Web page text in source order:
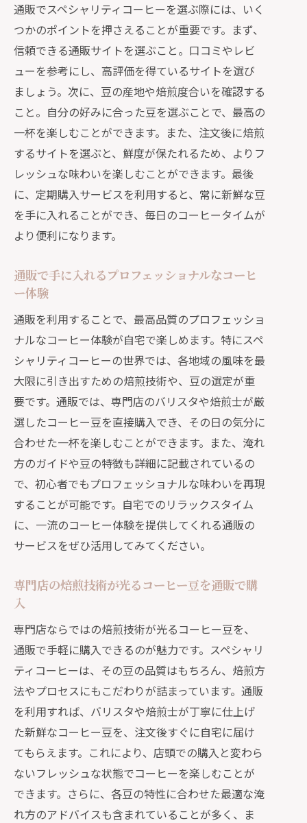
通販でスペシャリティコーヒーを選ぶ際には、いく
つかのポイントを押さえることが重要です。まず、
信頼できる通販サイトを選ぶこと。口コミやレビ
ューを参考にし、高評価を得ているサイトを選び
ましょう。次に、豆の産地や焙煎度合いを確認する
こと。自分の好みに合った豆を選ぶことで、最高の
一杯を楽しむことができます。また、注文後に焙煎
するサイトを選ぶと、鮮度が保たれるため、よりフ
レッシュな味わいを楽しむことができます。最後
に、定期購入サービスを利用すると、常に新鮮な豆
を手に入れることができ、毎日のコーヒータイムが
より便利になります。
通販で手に入れるプロフェッショナルなコーヒ
ー体験
通販を利用することで、最高品質のプロフェッショ
ナルなコーヒー体験が自宅で楽しめます。特にスペ
シャリティコーヒーの世界では、各地域の風味を最
大限に引き出すための焙煎技術や、豆の選定が重
要です。通販では、専門店のバリスタや焙煎士が厳
選したコーヒー豆を直接購入でき、その日の気分に
合わせた一杯を楽しむことができます。また、淹れ
方のガイドや豆の特徴も詳細に記載されているの
で、初心者でもプロフェッショナルな味わいを再現
することが可能です。自宅でのリラックスタイム
に、一流のコーヒー体験を提供してくれる通販の
サービスをぜひ活用してみてください。
専門店の焙煎技術が光るコーヒー豆を通販で購
入
専門店ならではの焙煎技術が光るコーヒー豆を、
通販で手軽に購入できるのが魅力です。スペシャリ
ティコーヒーは、その豆の品質はもちろん、焙煎方
法やプロセスにもこだわりが詰まっています。通販
を利用すれば、バリスタや焙煎士が丁寧に仕上げ
た新鮮なコーヒー豆を、注文後すぐに自宅に届け
てもらえます。これにより、店頭での購入と変わら
ないフレッシュな状態でコーヒーを楽しむことが
できます。さらに、各豆の特性に合わせた最適な淹
れ方のアドバイスも含まれていることが多く、ま